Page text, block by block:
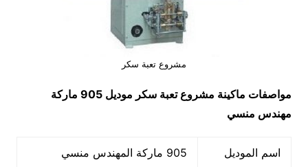
مشروع تعبة سكر
مواصفات ماكينة مشروع تعبة سكر
موديل 905 ماركة
مهندس منسي
اسم الموديل 905 ماركة المهندس منسي